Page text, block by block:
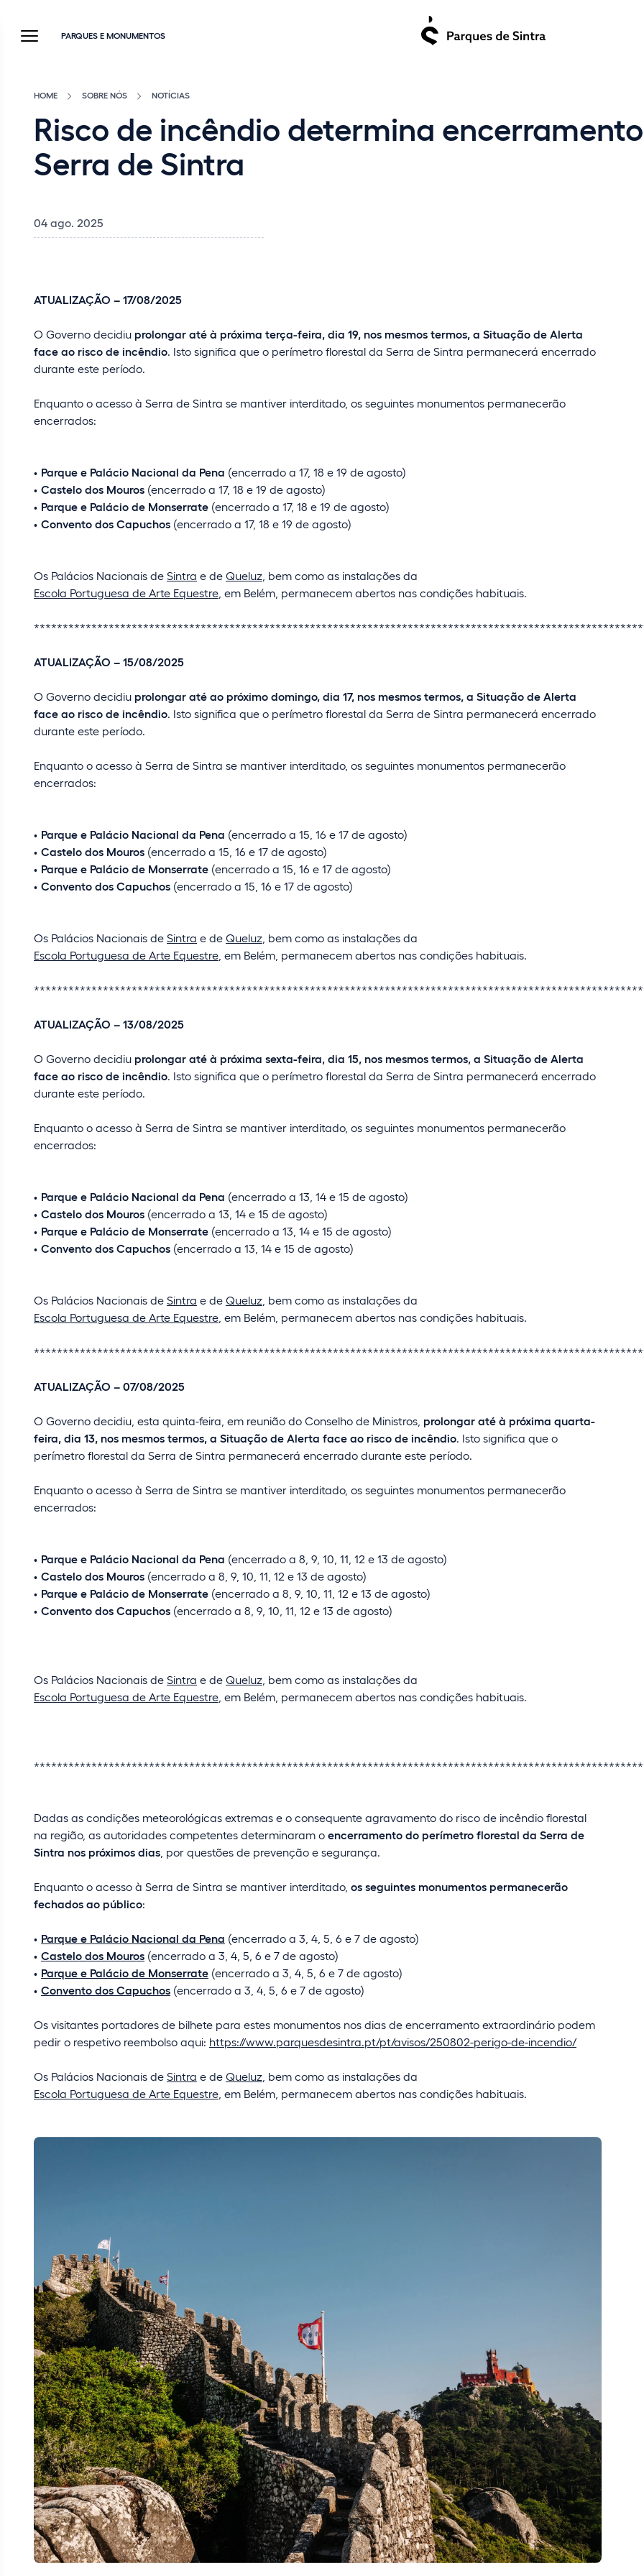
PARQUES E MONUMENTOS
HOME SOBRE NÓS NOTÍCIAS
Risco de incêndio determina
Serra de Sintra
04 ago. 2025
ATUALIZAÇÃO – 17/08/2025
O Governo decidiu prolongar até à próxima terça-feira, dia 19, nos mesmos termos, a Situação de Alerta
face ao risco de incêndio. Isto significa que o perímetro florestal da Serra de Sintra permanecerá encerrado
durante este período.
Enquanto o acesso à Serra de Sintra se mantiver interditado, os seguintes monumentos permanecerão
encerrados:
Parque e Palácio Nacional da Pena (encerrado a 17, 18 e 19 de agosto)
Castelo dos Mouros (encerrado a 17, 18 e 19 de agosto)
Parque e Palácio de Monserrate (encerrado a 17, 18 e 19 de agosto)
Convento dos Capuchos (encerrado a 17, 18 e 19 de agosto)
Os Palácios Nacionais de Sintra e de Queluz , bem como as instalações da
Escola Portuguesa de Arte Equestre , em Belém, permanecem abertos nas condições habituais.
ATUALIZAÇÃO – 15/08/2025
O Governo decidiu prolongar até ao próximo domingo, dia 17, nos mesmos termos, a Situação de Alerta
face ao risco de incêndio. Isto significa que o perímetro florestal da Serra de Sintra permanecerá encerrado
durante este período.
Enquanto o acesso à Serra de Sintra se mantiver interditado, os seguintes monumentos permanecerão
encerrados:
Parque e Palácio Nacional da Pena (encerrado a 15, 16 e 17 de agosto)
Castelo dos Mouros (encerrado a 15, 16 e 17 de agosto)
Parque e Palácio de Monserrate (encerrado a 15, 16 e 17 de agosto)
Convento dos Capuchos (encerrado a 15, 16 e 17 de agosto)
Os Palácios Nacionais de Sintra e de Queluz , bem como as instalações da
Escola Portuguesa de Arte Equestre , em Belém, permanecem abertos nas condições habituais.
ATUALIZAÇÃO – 13/08/2025
O Governo decidiu prolongar até à próxima sexta-feira, dia 15, nos mesmos termos, a Situação de Alerta
face ao risco de incêndio. Isto significa que o perímetro florestal da Serra de Sintra permanecerá encerrado
durante este período.
Enquanto o acesso à Serra de Sintra se mantiver interditado, os seguintes monumentos permanecerão
encerrados:
Parque e Palácio Nacional da Pena (encerrado a 13, 14 e 15 de agosto)
Castelo dos Mouros (encerrado a 13, 14 e 15 de agosto)
Parque e Palácio de Monserrate (encerrado a 13, 14 e 15 de agosto)
Convento dos Capuchos (encerrado a 13, 14 e 15 de agosto)
Os Palácios Nacionais de Sintra e de Queluz , bem como as instalações da
Escola Portuguesa de Arte Equestre , em Belém, permanecem abertos nas condições habituais.
ATUALIZAÇÃO – 07/08/2025
O Governo decidiu, esta quinta-feira, em reunião do Conselho de Ministros, prolongar até à próxima quarta-
feira, dia 13, nos mesmos termos, a Situação de Alerta face ao risco de incêndio. Isto significa que o
perímetro florestal da Serra de Sintra permanecerá encerrado durante este período.
Enquanto o acesso à Serra de Sintra se mantiver interditado, os seguintes monumentos permanecerão
encerrados:
Parque e Palácio Nacional da Pena (encerrado a 8, 9, 10, 11, 12 e 13 de agosto)
Castelo dos Mouros (encerrado a 8, 9, 10, 11, 12 e 13 de agosto)
Parque e Palácio de Monserrate (encerrado a 8, 9, 10, 11, 12 e 13 de agosto)
Convento dos Capuchos (encerrado a 8, 9, 10, 11, 12 e 13 de agosto)
Os Palácios Nacionais de Sintra e de Queluz , bem como as instalações da
Escola Portuguesa de Arte Equestre , em Belém, permanecem abertos nas condições habituais.
Dadas as condições meteorológicas extremas e o consequente agravamento do risco de incêndio florestal
na região, as autoridades competentes determinaram o encerramento do perímetro florestal da Serra de
Sintra nos próximos dias , por questões de prevenção e segurança.
Enquanto o acesso à Serra de Sintra se mantiver interditado, os seguintes monumentos permanecerão
fechados ao público:
Parque e Palácio Nacional da Pena (encerrado a 3, 4, 5, 6 e 7 de agosto)
Castelo dos Mouros (encerrado a 3, 4, 5, 6 e 7 de agosto)
Parque e Palácio de Monserrate (encerrado a 3, 4, 5, 6 e 7 de agosto)
Convento dos Capuchos (encerrado a 3, 4, 5, 6 e 7 de agosto)
Os visitantes portadores de bilhete para estes monumentos nos dias de encerramento extraordinário podem
pedir o respetivo reembolso aqui: https://www.parquesdesintra.pt/pt/avisos/250802-perigo-de-incendio/
Os Palácios Nacionais de Sintra e de Queluz , bem como as instalações da
Escola Portuguesa de Arte Equestre , em Belém, permanecem abertos nas condições habituais.